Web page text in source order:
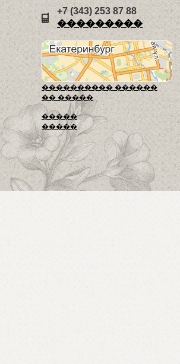
���������� ������
�� �����
�����
�����
+7 (343) 253 87 88
���������